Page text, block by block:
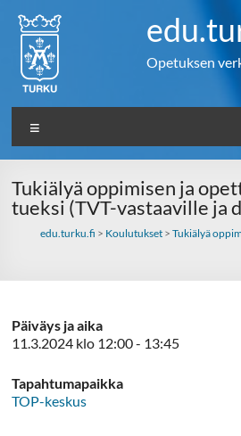
content
Opetuksen
Tukiälyä oppimisen ja
tueksi (TVT-vastaaville ja
edu.turku.fi > Koulutukset> Tukiälyä
Päiväys ja aika
11.3.2024 klo 12:00 - 13:45
Tapahtumapaikka
TOP-keskus